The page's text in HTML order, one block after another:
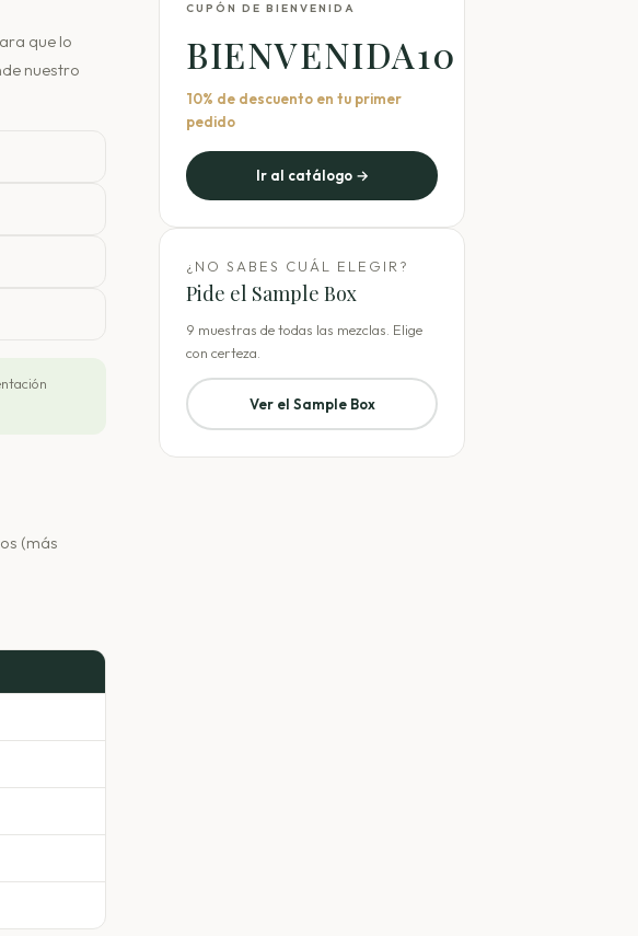
que lo
nuestro
(más
CUPÓN DE BIENVENIDA
BIENVENIDA10
10% de descuento en tu primer
pedido
Ir al catálogo →
¿NO SABES CUÁL ELEGIR?
Pide el Sample Box
9 muestras de todas las mezclas. Elige
con certeza.
Ver el Sample Box